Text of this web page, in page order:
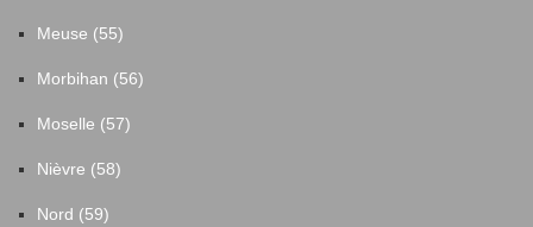
Meuse (55)
Morbihan (56)
Moselle (57)
Nièvre (58)
Nord (59)